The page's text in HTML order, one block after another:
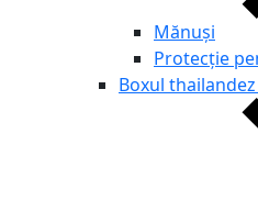
Mănuși
Protecție
Boxul